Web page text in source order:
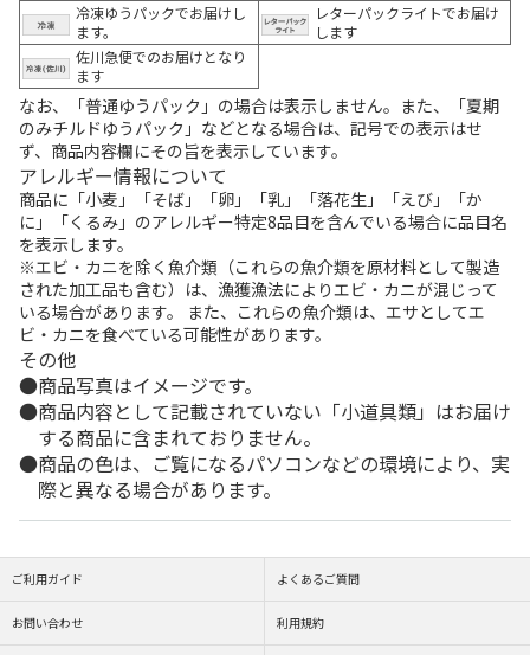
冷凍ゆうパックでお届けし
ます。
レターパックライトでお届け
します
佐川急便でのお届けとなり
ます
なお、「普通ゆうパック」の場合は表示しません。また、「夏期
のみチルドゆうパック」などとなる場合は、記号での表示はせ
ず、商品内容欄にその旨を表示しています。
アレルギー情報について
商品に「小麦」「そば」「卵」「乳」「落花生」「えび」「か
に」「くるみ」のアレルギー特定8品目を含んでいる場合に品目名
を表示します。
※エビ・カニを除く魚介類（これらの魚介類を原材料として製造
された加工品も含む）は、漁獲漁法によりエビ・カニが混じって
いる場合があります。 また、これらの魚介類は、エサとしてエ
ビ・カニを食べている可能性があります。
その他
商品写真はイメージです。
商品内容として記載されていない「小道具類」はお届け
する商品に含まれておりません。
商品の色は、ご覧になるパソコンなどの環境により、実
際と異なる場合があります。
ご利用ガイド よくあるご質問
お問い合わせ 利用規約